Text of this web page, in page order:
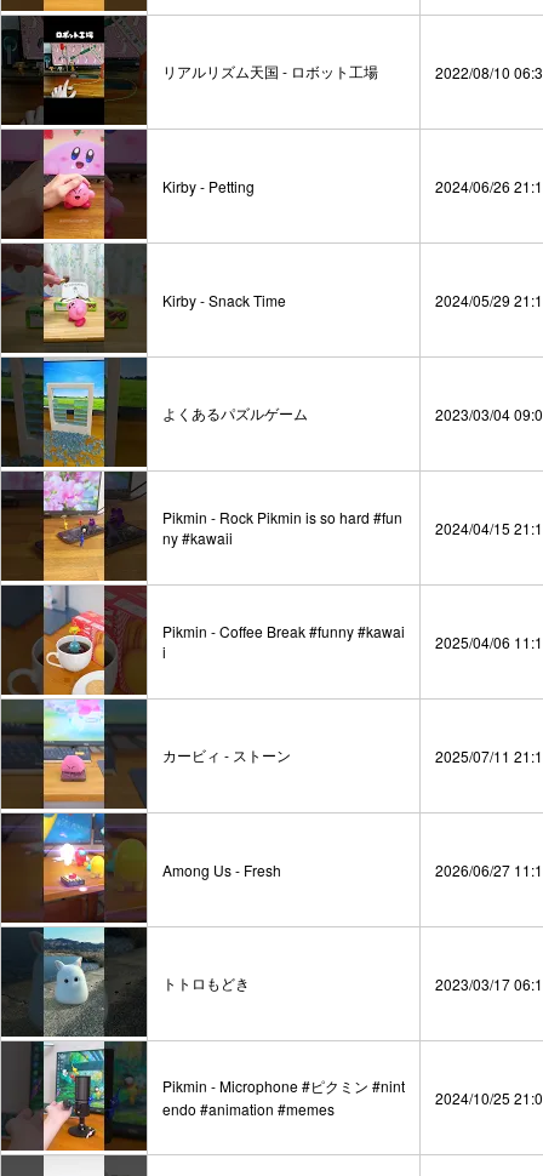
リアルリズム天国 - ロボット工場 2022/08/10
Kirby - Petting 2024/06/26
Kirby - Snack Time 2024/05/29
よくあるパズルゲーム 2023/03/04
Pikmin - Rock Pikmin is so hard #fun
ny #kawaii
2024/04/15
Pikmin - Coffee Break #funny #kawai
i
2025/04/06
カービィ - ストーン 2025/07/11
Among Us - Fresh 2026/06/27
トトロもどき 2023/03/17
Pikmin - Microphone #ピクミン #nint
endo #animation #memes
2024/10/25